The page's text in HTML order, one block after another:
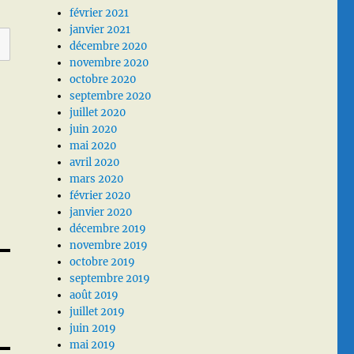
février 2021
janvier 2021
décembre 2020
novembre 2020
octobre 2020
septembre 2020
juillet 2020
juin 2020
mai 2020
avril 2020
mars 2020
février 2020
janvier 2020
décembre 2019
novembre 2019
octobre 2019
septembre 2019
août 2019
juillet 2019
juin 2019
mai 2019